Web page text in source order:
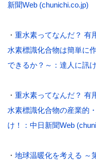
新聞Web (chunichi.co.jp)
・ 重水素ってなんだ？ 有
水素標識化合物は簡単に
できるか？～：達人に訊
・ 重水素ってなんだ？ 有
水素標識化合物の産業的
け！：中日新聞Web
・ 地球温暖化を考える ～